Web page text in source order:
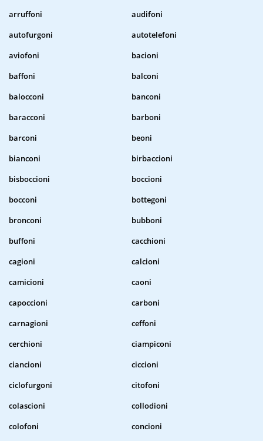
arruffoni
audifoni
autofurgoni
autotelefoni
aviofoni
bacioni
baffoni
balconi
balocconi
banconi
baracconi
barboni
barconi
beoni
bianconi
birbaccioni
bisboccioni
boccioni
bocconi
bottegoni
bronconi
bubboni
buffoni
cacchioni
cagioni
calcioni
camicioni
caoni
capoccioni
carboni
carnagioni
ceffoni
cerchioni
ciampiconi
ciancioni
ciccioni
ciclofurgoni
citofoni
colascioni
collodioni
colofoni
concioni